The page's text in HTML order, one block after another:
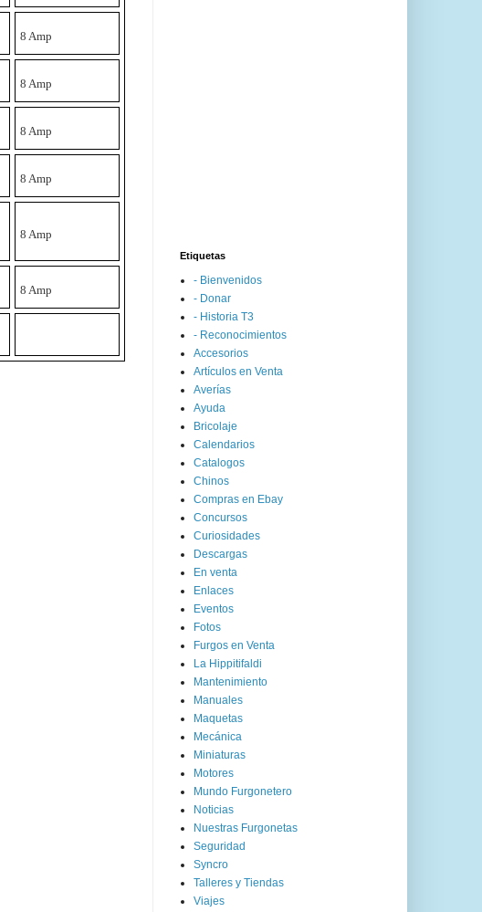
8 Amp
8 Amp
8 Amp
8 Amp
8 Amp
8 Amp
Etiquetas
- Bienvenidos
- Donar
- Historia T3
- Reconocimientos
Accesorios
Artículos en Venta
Averías
Ayuda
Bricolaje
Calendarios
Catalogos
Chinos
Compras en Ebay
Concursos
Curiosidades
Descargas
En venta
Enlaces
Eventos
Fotos
Furgos en Venta
La Hippitifaldi
Mantenimiento
Manuales
Maquetas
Mecánica
Miniaturas
Motores
Mundo Furgonetero
Noticias
Nuestras Furgonetas
Seguridad
Syncro
Talleres y Tiendas
Viajes